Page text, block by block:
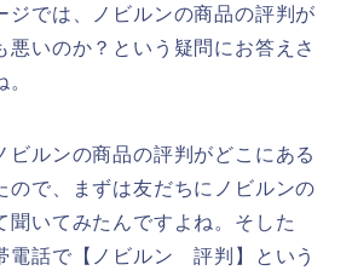
ジでは、ノビルンの商品の評判が
悪いのか？という疑問にお答えさ
ビルンの商品の評判がどこにある
ので、まずは友だちにノビルンの
聞いてみたんですよね。そした
電話で【ノビルン 評判】という